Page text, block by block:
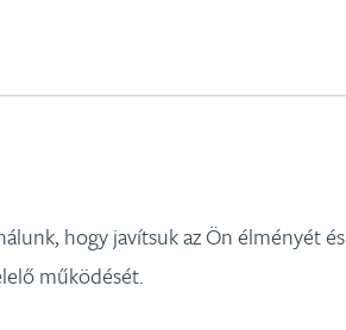
hogy javítsuk az Ön élményét és
működését.